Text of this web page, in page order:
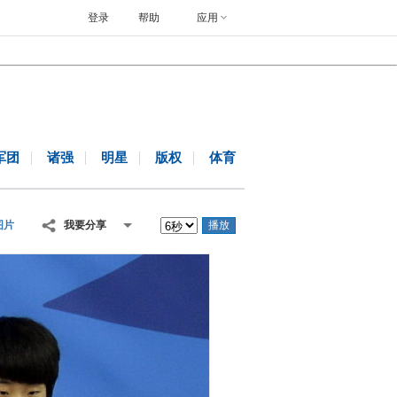
帮助 应用
登录
团 诸强 明星 版权 体育
片 我要分享 播放